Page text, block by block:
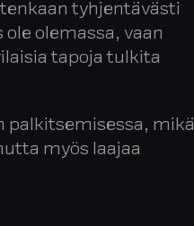
tyhjentävästi
olemassa, vaan
tapoja tulkita
palkitsemisessa, mikä
myös laajaa